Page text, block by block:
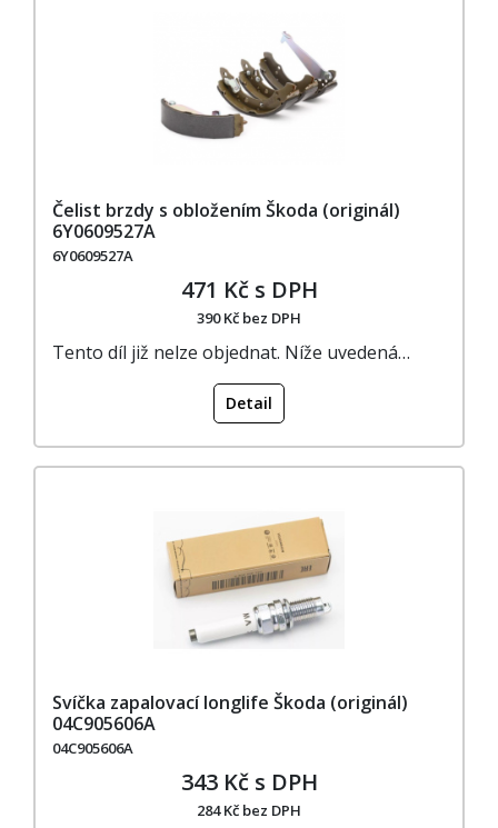
Čelist brzdy s obložením Škoda (originál)
6Y0609527A
6Y0609527A
471 Kč s DPH
390 Kč bez DPH
Tento díl již nelze objednat. Níže uvedená…
Detail
Svíčka zapalovací longlife Škoda (originál)
04C905606A
04C905606A
343 Kč s DPH
284 Kč bez DPH